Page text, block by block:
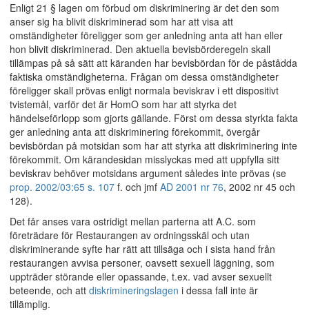
Enligt 21 § lagen om förbud om diskriminering är det den som
anser sig ha blivit diskriminerad som har att visa att
omständigheter föreligger som ger anledning anta att han eller
hon blivit diskriminerad. Den aktuella bevisbörderegeln skall
tillämpas på så sätt att käranden har bevisbördan för de påstådda
faktiska omständigheterna. Frågan om dessa omständigheter
föreligger skall prövas enligt normala beviskrav i ett dispositivt
tvistemål, varför det är HomO som har att styrka det
händelseförlopp som gjorts gällande. Först om dessa styrkta fakta
ger anledning anta att diskriminering förekommit, övergår
bevisbördan på motsidan som har att styrka att diskriminering inte
förekommit. Om kärandesidan misslyckas med att uppfylla sitt
beviskrav behöver motsidans argument således inte prövas (se
prop. 2002/03:65 s. 107 f. och jmf AD 2001 nr 76, 2002 nr 45 och
128).
Det får anses vara ostridigt mellan parterna att A.C. som
företrädare för Restaurangen av ordningsskäl och utan
diskriminerande syfte har rätt att tillsäga och i sista hand från
restaurangen avvisa personer, oavsett sexuell läggning, som
uppträder störande eller opassande, t.ex. vad avser sexuellt
beteende, och att diskrimineringslagen i dessa fall inte är
tillämplig.